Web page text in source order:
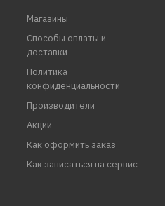
Магазины
Способы оплаты и
доставки
Политика
конфиденциальности
Производители
Акции
Как оформить заказ
Как записаться на сервис